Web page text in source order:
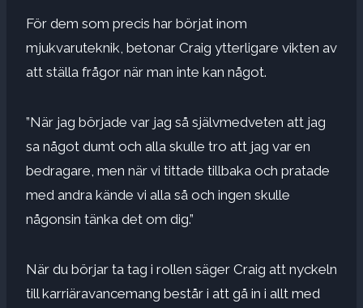
För dem som precis har börjat inom
mjukvaruteknik, betonar Craig ytterligare vikten av
att ställa frågor när man inte kan något.
”När jag började var jag så självmedveten att jag
sa något dumt och alla skulle tro att jag var en
bedragare, men när vi tittade tillbaka och pratade
med andra kände vi alla så och ingen skulle
någonsin tänka det om dig.”
När du börjar ta tag i rollen säger Craig att nyckeln
till karriäravancemang består i att gå in i allt med